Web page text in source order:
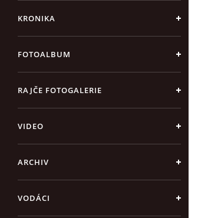
KRONIKA
FOTOALBUM
RAJČE FOTOGALERIE
VIDEO
ARCHIV
VODÁCI